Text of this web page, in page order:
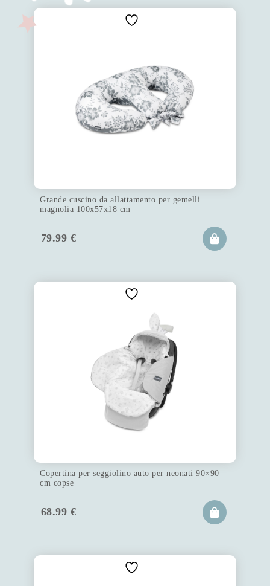
Grande cuscino da allattamento per gemelli
magnolia 100x57x18 cm
79.99 €
Copertina per seggiolino auto per neonati 90×90
cm copse
68.99 €